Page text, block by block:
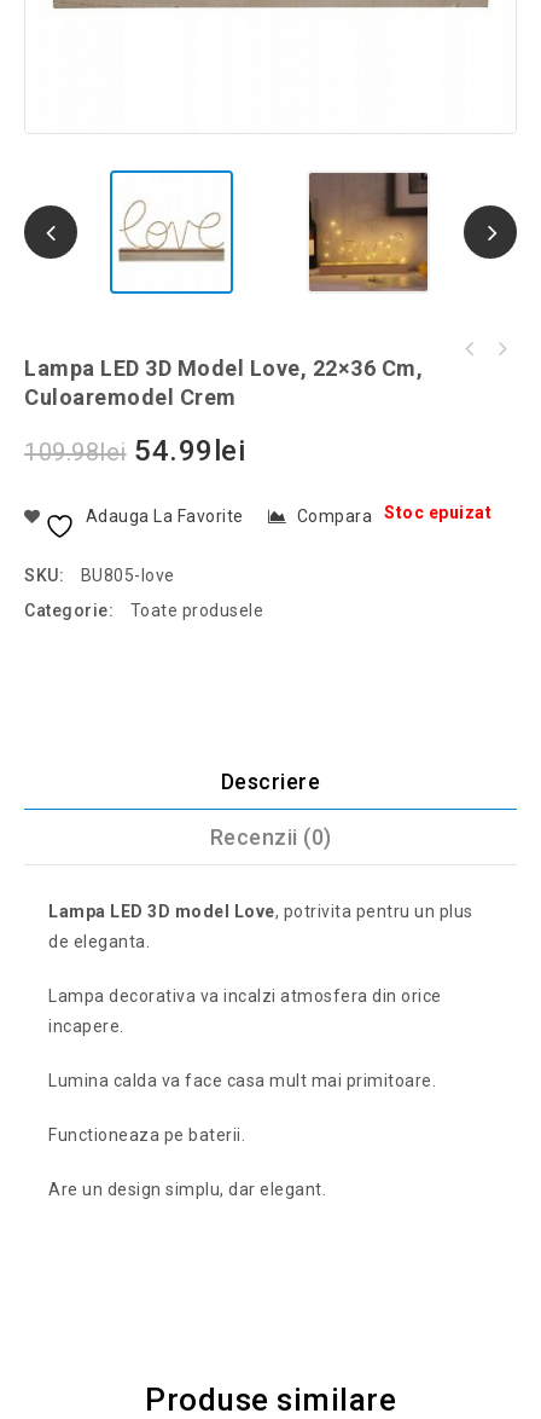
Lampa LED 3D Model Love, 22×36 Cm,
Culoaremodel Crem
109.98lei 54.99 lei
Stoc epuizat
Adauga La Favorite Compara
SKU:
BU805-love
Categorie:
Toate produsele
Descriere
Recenzii (0)
Lampa LED 3D model Love, potrivita pentru un plus
de eleganta.
Lampa decorativa va incalzi atmosfera din orice
incapere.
Lumina calda va face casa mult mai primitoare.
Functioneaza pe baterii.
Are un design simplu, dar elegant.
Produse similare